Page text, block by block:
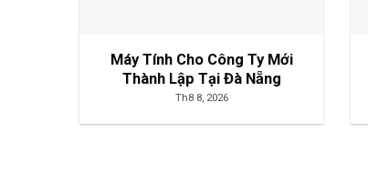
Máy Tính Cho Công Ty Mới
Thành Lập Tại Đà Nẵng
Th8 8, 2026